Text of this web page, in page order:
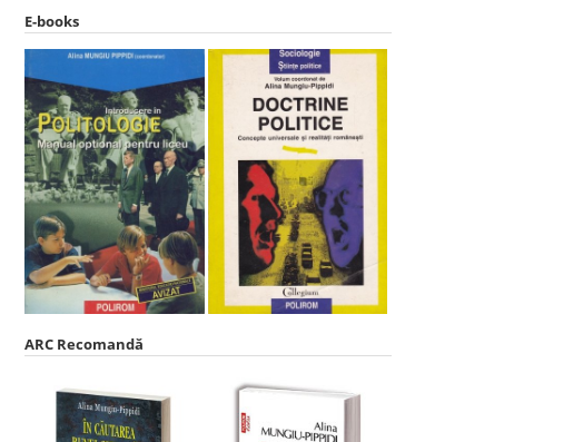
E-books
ARC Recomandă